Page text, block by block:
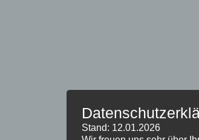
Stand: 12.01.2026